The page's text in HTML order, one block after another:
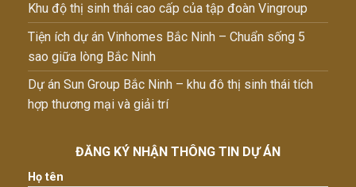
Khu độ thị sinh thái cao cấp của tập đoàn Vingroup
Tiện ích dự án Vinhomes Bắc Ninh – Chuẩn sống 5
sao giữa lòng Bắc Ninh
Dự án Sun Group Bắc Ninh – khu đô thị sinh thái tích
hợp thương mại và giải trí
ĐĂNG KÝ NHẬN THÔNG TIN DỰ ÁN
Họ tên